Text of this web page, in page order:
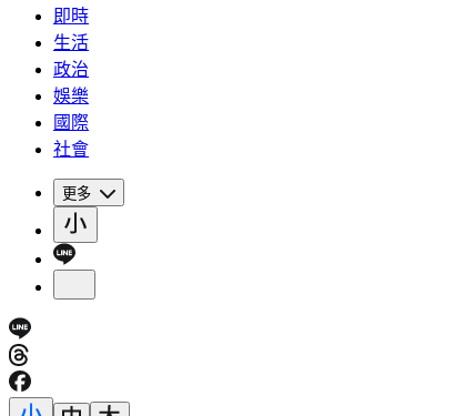
即時
生活
政治
娛樂
國際
社會
更多